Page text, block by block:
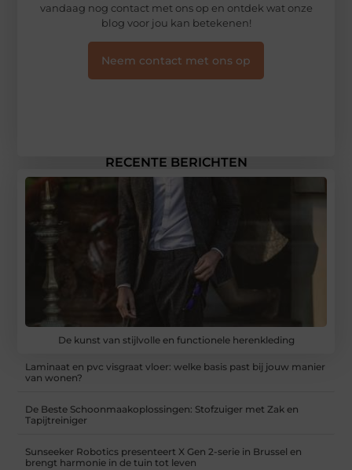
RECENTE BERICHTEN
De kunst van stijlvolle en functionele herenkleding
Laminaat en pvc visgraat vloer: welke basis past bij jouw manier
van wonen?
De Beste Schoonmaakoplossingen: Stofzuiger met Zak en
Tapijtreiniger
Sunseeker Robotics presenteert X Gen 2-serie in Brussel en
brengt harmonie in de tuin tot leven
vandaag nog contact met ons op en ontdek wat onze
blog voor jou kan betekenen!
Neem contact met ons op